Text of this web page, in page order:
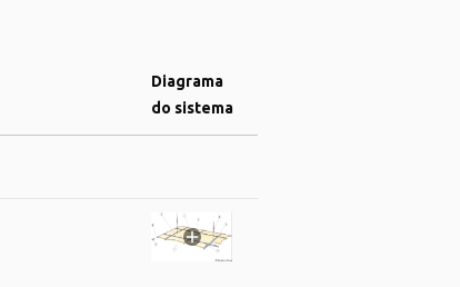
Diagrama
do sistema